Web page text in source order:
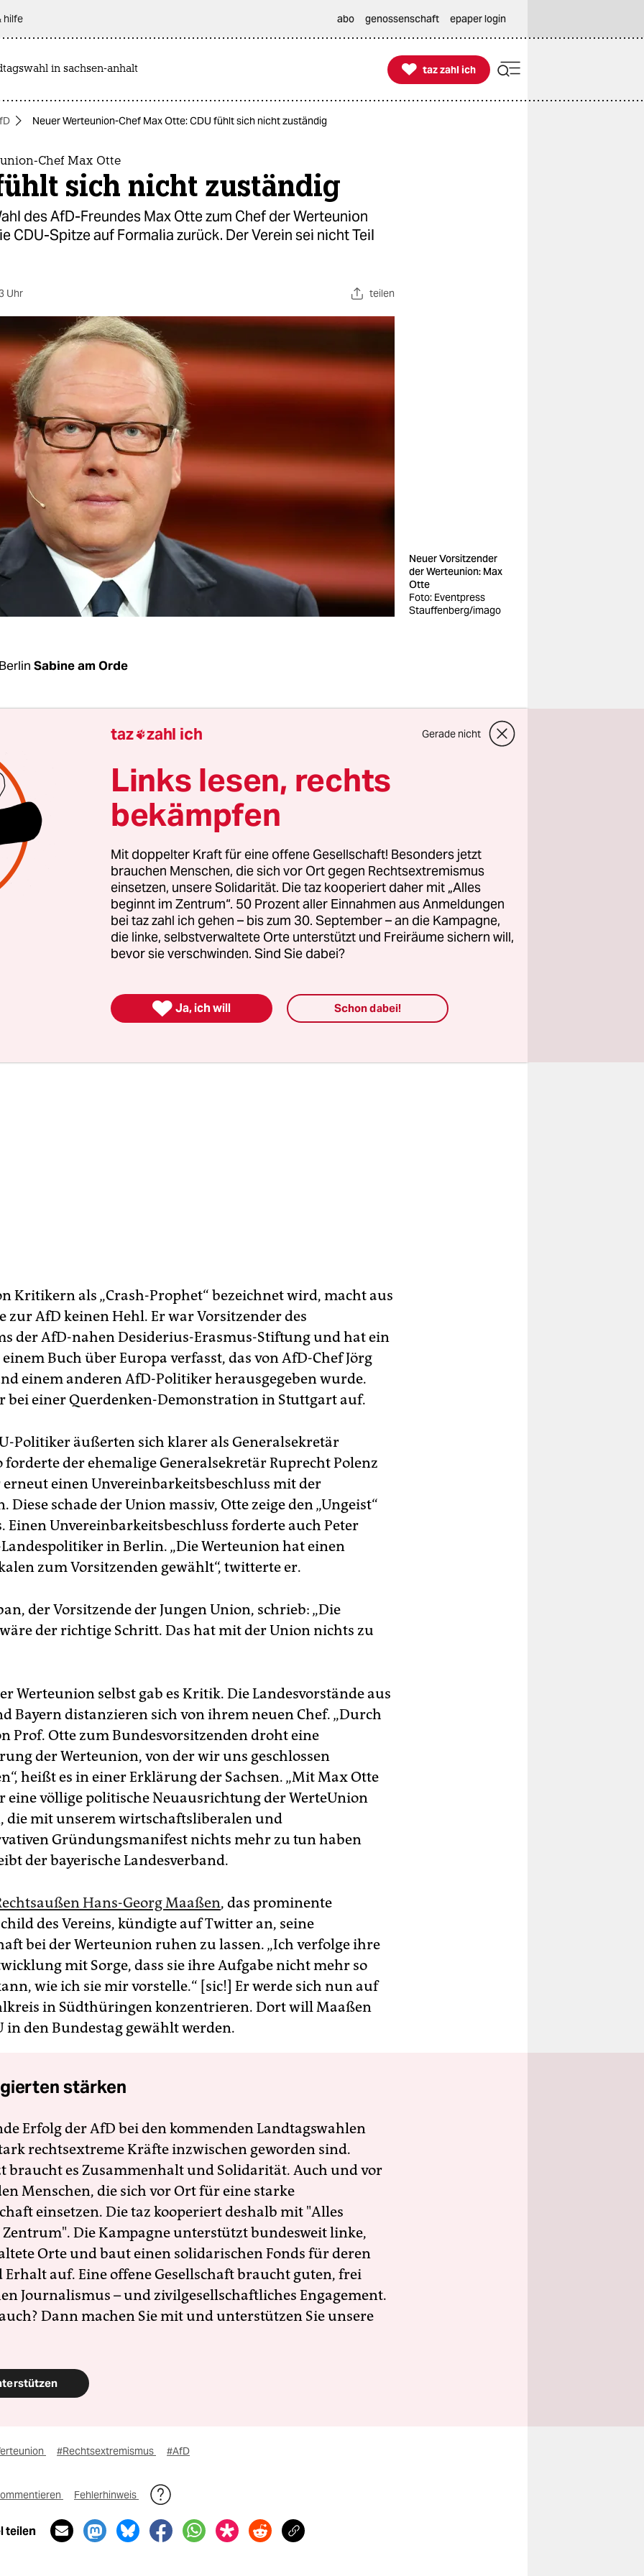
hilfe abo genossenschaft epaper login
in sachsen-anhalt 
taz zahl ich
taz zahl ich
Neuer Werteunion-Chef Max Otte: CDU fühlt sich nicht zuständig
Chef Max Otte
sich nicht zuständig
des AfD-Freundes Max Otte zum Chef der Werteunion
CDU-Spitze auf Formalia zurück. Der Verein sei nicht Teil
Uhr teilen
Neuer Vorsitzender
der Werteunion: Max
Otte
Foto: Eventpress
Stauffenberg/imago
Sabine am Orde
bleibt bei ihrem Kurs: Mit der Werteunion will sich die
nicht beschäftigen, auch nicht, nachdem die Gruppe
Max Otte zum Vorsitzenden gewählt hat.
die CDU-Spitze auch nicht. „Die Werteunion ist nicht
es gibt keine organisatorische Verbindung
CDU, ihren Vereinigungen und diesem Verein“, sagte
Paul Ziemiak nach der Sitzung der Parteigremien am
gibt keinen Gesprächsbedarf.“
die keine Parteiorganisation, sondern ein Verein von
ist, hatte am Wochenende mit knapper
Ökonomen und Fondsmanger Max Otte zu ihrem
Kritikern als „Crash-Prophet“ bezeichnet wird, macht aus
zur AfD keinen Hehl. Er war Vorsitzender des
der AfD-nahen Desiderius-Erasmus-Stiftung und hat ein
Buch über Europa verfasst, das von AfD-Chef Jörg
einem anderen AfD-Politiker herausgegeben wurde.
bei einer Querdenken-Demonstration in Stuttgart auf.
Politiker äußerten sich klarer als Generalsekretär
forderte der ehemalige Generalsekretär Ruprecht Polenz
einen Unvereinbarkeitsbeschluss mit der
Diese schade der Union massiv, Otte zeige den „Ungeist“
Einen Unvereinbarkeitsbeschluss forderte auch Peter
in Berlin. „Die Werteunion hat einen
zum Vorsitzenden gewählt“, twitterte er.
der Vorsitzende der Jungen Union, schrieb: „Die
der richtige Schritt. Das hat mit der Union nichts zu
Werteunion selbst gab es Kritik. Die Landesvorstände aus
Bayern distanzieren sich von ihrem neuen Chef. „Durch
Prof. Otte zum Bundesvorsitzenden droht eine
der Werteunion, von der wir uns geschlossen
heißt es in einer Erklärung der Sachsen. „Mit Max Otte
eine völlige politische Neuausrichtung der WerteUnion
die mit unserem wirtschaftsliberalen und
Gründungsmanifest nichts mehr zu tun haben
der bayerische Landesverband.
Hans-Georg Maaßen, das prominente
des Vereins, kündigte auf Twitter an, seine
bei der Werteunion ruhen zu lassen. „Ich verfolge ihre
mit Sorge, dass sie ihre Aufgabe nicht mehr so
wie ich sie mir vorstelle.“ [sic!] Er werde sich nun auf
in Südthüringen konzentrieren. Dort will Maaßen
in den Bundestag gewählt werden.
stärken
Erfolg der AfD bei den kommenden Landtagswahlen
rechtsextreme Kräfte inzwischen geworden sind.
braucht es Zusammenhalt und Solidarität. Auch und vor
Menschen, die sich vor Ort für eine starke
einsetzen. Die taz kooperiert deshalb mit "Alles
Die Kampagne unterstützt bundesweit linke,
Orte und baut einen solidarischen Fonds für deren
Erhalt auf. Eine offene Gesellschaft braucht guten, frei
Journalismus – und zivilgesellschaftliches Engagement.
Dann machen Sie mit und unterstützen Sie unsere
#Rechtsextremismus #AfD
Fehlerhinweis
teilen
taz zahl ich Gerade nicht
Links lesen, rechts
bekämpfen
Mit doppelter Kraft für eine offene Gesellschaft! Besonders jetzt
brauchen Menschen, die sich vor Ort gegen Rechtsextremismus
einsetzen, unsere Solidarität. Die taz kooperiert daher mit „Alles
beginnt im Zentrum“. 50 Prozent aller Einnahmen aus Anmeldungen
bei taz zahl ich gehen – bis zum 30. September – an die Kampagne,
die linke, selbstverwaltete Orte unterstützt und Freiräume sichern will,
bevor sie verschwinden. Sind Sie dabei?
 Ja, ich will Schon dabei!